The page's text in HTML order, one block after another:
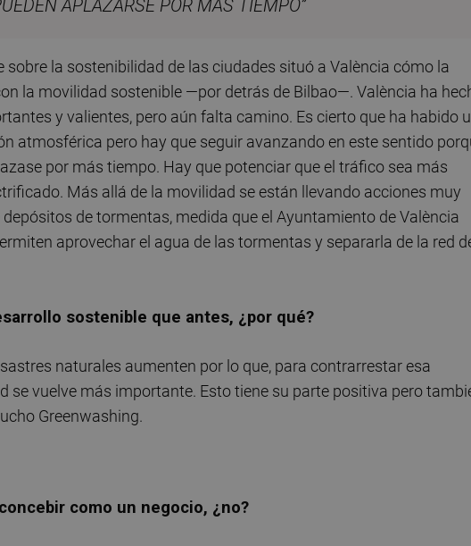
APLAZARSE POR MÁS TIEMPO”
sobre la sostenibilidad de las ciudades situó a València cómo la
la movilidad sostenible —por detrás de Bilbao—. València ha
y valientes, pero aún falta camino. Es cierto que ha habido
atmosférica pero hay que seguir avanzando en este sentido
por más tiempo. Hay que potenciar que el tráfico sea más
Más allá de la movilidad se están llevando acciones muy
de tormentas, medida que el Ayuntamiento de València
aprovechar el agua de las tormentas y separarla de la red
sostenible que antes, ¿por qué?
naturales aumenten por lo que, para contrarrestar esa
se vuelve más importante. Esto tiene su parte positiva pero
Greenwashing.
como un negocio, ¿no?